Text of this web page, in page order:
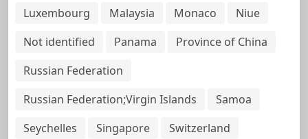
Luxembourg
Malaysia Monaco
Niue
Not identified
Panama
Province of China
Russian Federation
Russian Federation;Virgin Islands
Samoa
Seychelles
Singapore
Switzerland